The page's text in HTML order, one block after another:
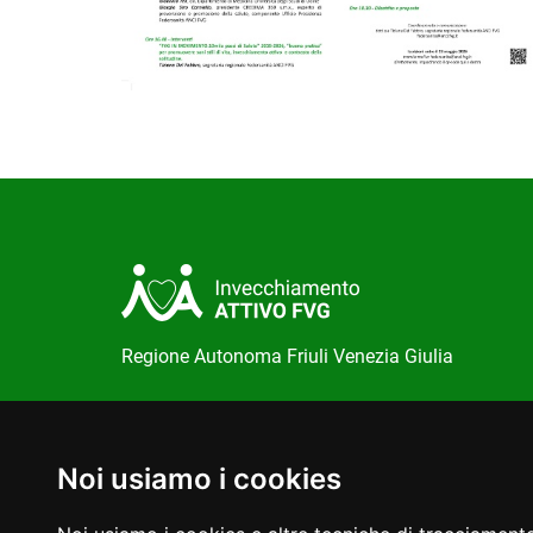
Noi usiamo i cookies
Regione Autonoma Friuli Venezia Giulia
Via Cassa di Risparmio, 10 Trieste
Redazione del portale: